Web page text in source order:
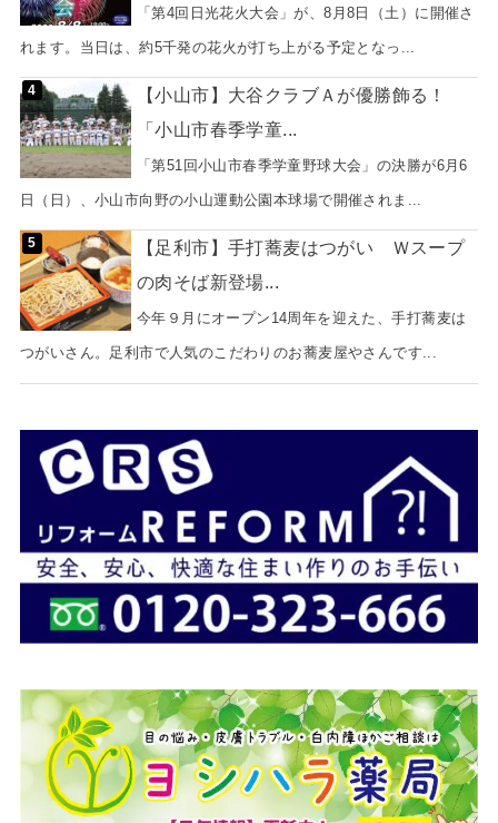
「第4回日光花火大会」が、8月8日（土）に開催さ
れます。当日は、約5千発の花火が打ち上がる予定となっ...
【小山市】大谷クラブＡが優勝飾る！
「小山市春季学童...
「第51回小山市春季学童野球大会」の決勝が6月6
日（日）、小山市向野の小山運動公園本球場で開催されま...
【足利市】手打蕎麦はつがい Ｗスープ
の肉そば新登場...
今年９月にオープン14周年を迎えた、手打蕎麦は
つがいさん。足利市で人気のこだわりのお蕎麦屋やさんです...